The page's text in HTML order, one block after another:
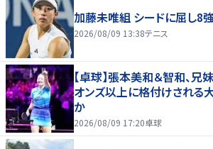
加藤未唯組 シードに屈し8
2026/08/09 13:38テニス
【卓球】張本美和＆智和、
オンズ以上に格付けされる
か
2026/08/09 17:20卓球